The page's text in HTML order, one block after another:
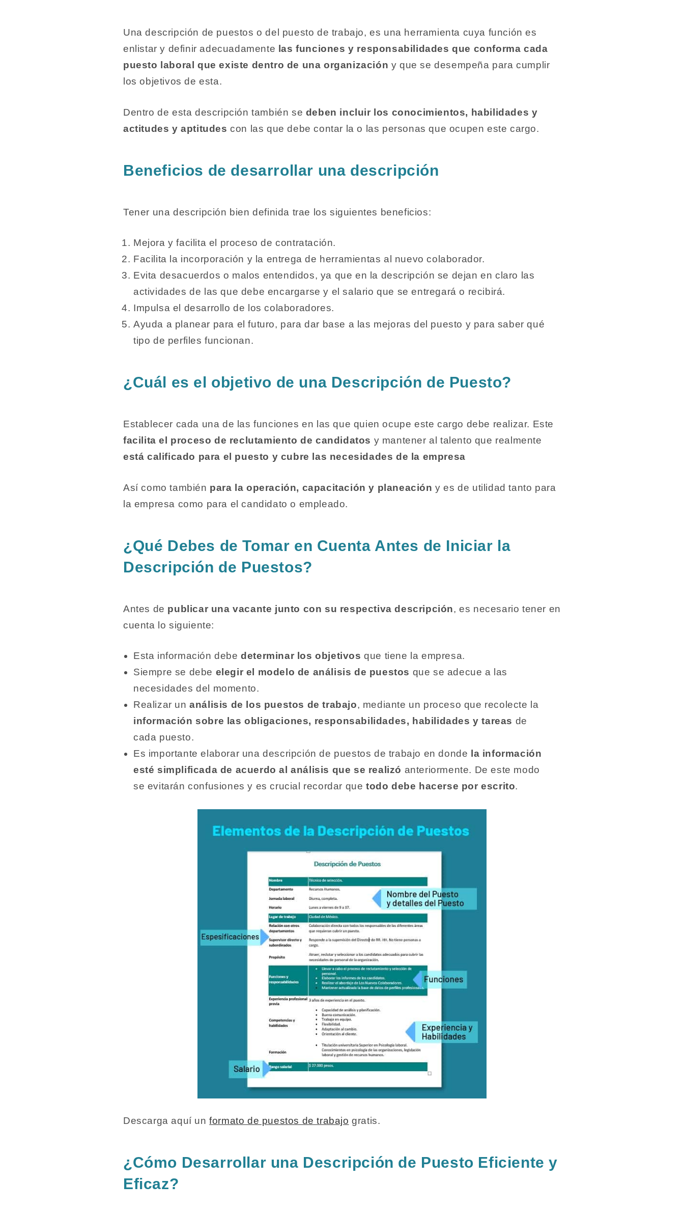
Una descripción de puestos o del puesto de trabajo, es una herramienta cuya función es
enlistar y definir adecuadamente las funciones y responsabilidades que conforma cada
puesto laboral que existe dentro de una organización y que se desempeña para cumplir
los objetivos de esta.
Dentro de esta descripción también se deben incluir los conocimientos, habilidades y
actitudes y aptitudes con las que debe contar la o las personas que ocupen este cargo.
Beneficios de desarrollar una descripción
Tener una descripción bien definida trae los siguientes beneficios:
Mejora y facilita el proceso de contratación.
Facilita la incorporación y la entrega de herramientas al nuevo colaborador.
Evita desacuerdos o malos entendidos, ya que en la descripción se dejan en claro las
actividades de las que debe encargarse y el salario que se entregará o recibirá.
Impulsa el desarrollo de los colaboradores.
Ayuda a planear para el futuro, para dar base a las mejoras del puesto y para saber qué
tipo de perfiles funcionan.
¿Cuál es el objetivo de una Descripción de Puesto?
Establecer cada una de las funciones en las que quien ocupe este cargo debe realizar. Este
facilita el proceso de reclutamiento de candidatos y mantener al talento que realmente
está calificado para el puesto y cubre las necesidades de la empresa
Así como también para la operación, capacitación y planeación y es de utilidad tanto para
la empresa como para el candidato o empleado.
¿Qué Debes de Tomar en Cuenta Antes de Iniciar la
Descripción de Puestos?
Antes de publicar una vacante junto con su respectiva descripción, es necesario tener en
cuenta lo siguiente:
Esta información debe determinar los objetivosque tiene la empresa.
Siempre se debe elegir el modelo de análisis de puestos que se adecue a las
necesidades del momento.
Realizar unanálisis de los puestos de trabajo, mediante un proceso que recolecte la
información sobre las obligaciones, responsabilidades, habilidades y tareas de
cada puesto.
Es importante elaborar una descripción de puestos de trabajo en donde
la información
esté simplificada de acuerdo al análisis que se realizó anteriormente. De este modo
se evitarán confusiones y es crucial recordar quetodo debe hacerse por escrito.
Descarga aquí unformato de puestos de trabajo gratis.
¿Cómo Desarrollar una Descripción de Puesto Eficiente y
Eficaz?